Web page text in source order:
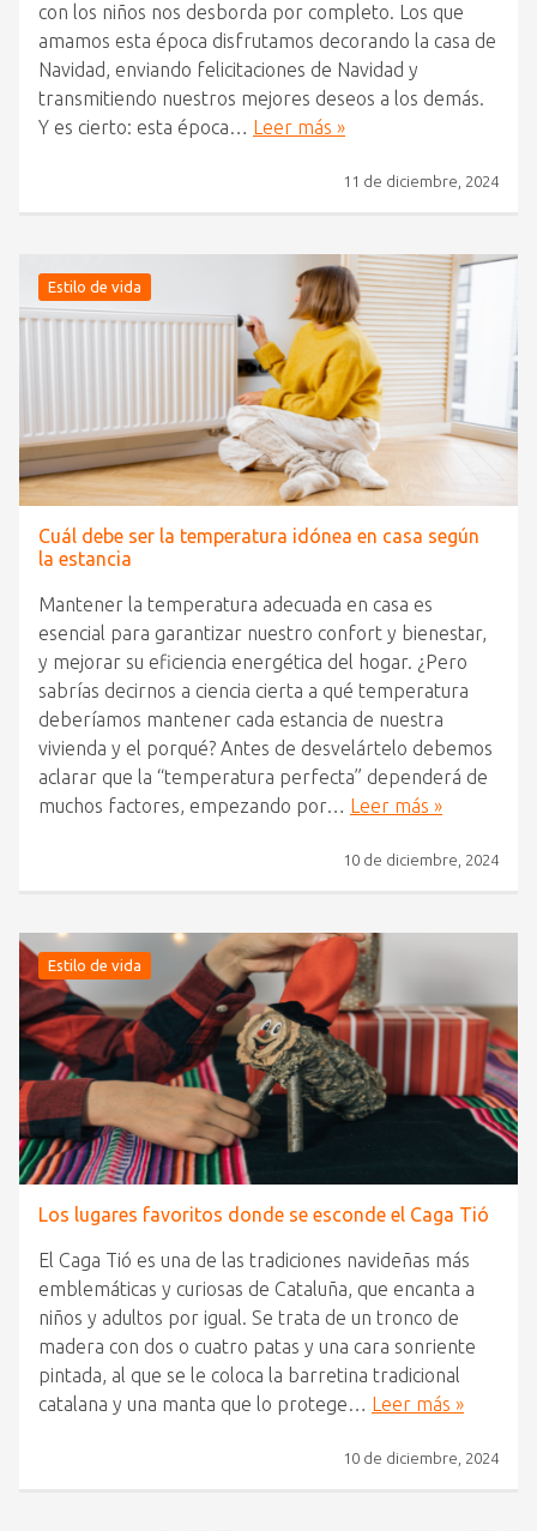
con los niños nos desborda por completo. Los que
amamos esta época disfrutamos decorando la casa de
Navidad, enviando felicitaciones de Navidad y
transmitiendo nuestros mejores deseos a los demás.
Y es cierto: esta época… Leer más »
11 de diciembre, 2024
Estilo de vida
Cuál debe ser la temperatura idónea en casa según
la estancia
Mantener la temperatura adecuada en casa es
esencial para garantizar nuestro confort y bienestar,
y mejorar su eficiencia energética del hogar. ¿Pero
sabrías decirnos a ciencia cierta a qué temperatura
deberíamos mantener cada estancia de nuestra
vivienda y el porqué? Antes de desvelártelo debemos
aclarar que la “temperatura perfecta” dependerá de
muchos factores, empezando por… Leer más »
10 de diciembre, 2024
Estilo de vida
Los lugares favoritos donde se esconde el Caga Tió
El Caga Tió es una de las tradiciones navideñas más
emblemáticas y curiosas de Cataluña, que encanta a
niños y adultos por igual. Se trata de un tronco de
madera con dos o cuatro patas y una cara sonriente
pintada, al que se le coloca la barretina tradicional
catalana y una manta que lo protege… Leer más »
10 de diciembre, 2024